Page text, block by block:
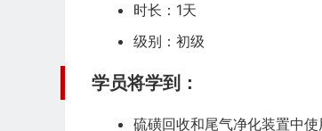
时长：1天
级别：初级
学员将学到：
硫磺回收和尾气净化装置中